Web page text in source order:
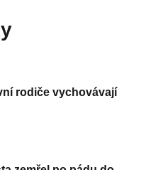
rodiče vychovávají